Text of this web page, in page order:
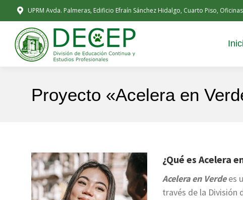
UPRM Avda. Palmeras, Edificio Efraín Sánchez Hidalgo, Cuarto Piso,
Proyecto «Acelera en
¿Qué es Acelera
Acelera en Verdees
través de la División